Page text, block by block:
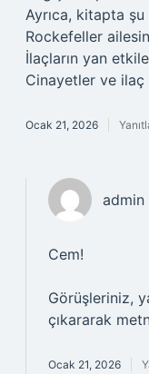
Ayrıca, kitapta
Rockefeller
İlaçların yan
Cinayetler ve ilaç
Ocak 21, 2026
admin
Cem!
Görüşleriniz,
çıkararak
Ocak 21, 2026